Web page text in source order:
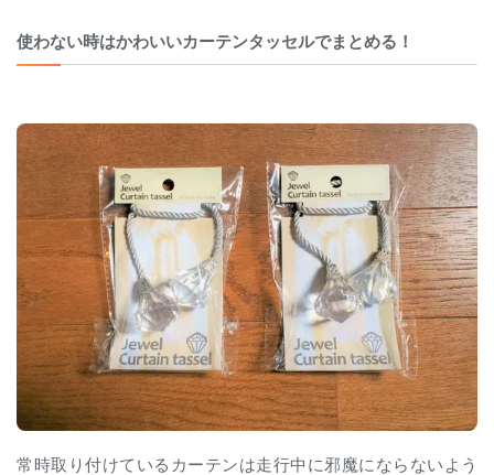
使わない時はかわいいカーテンタッセルでまとめる！
常時取り付けているカーテンは走行中に邪魔にならないよう